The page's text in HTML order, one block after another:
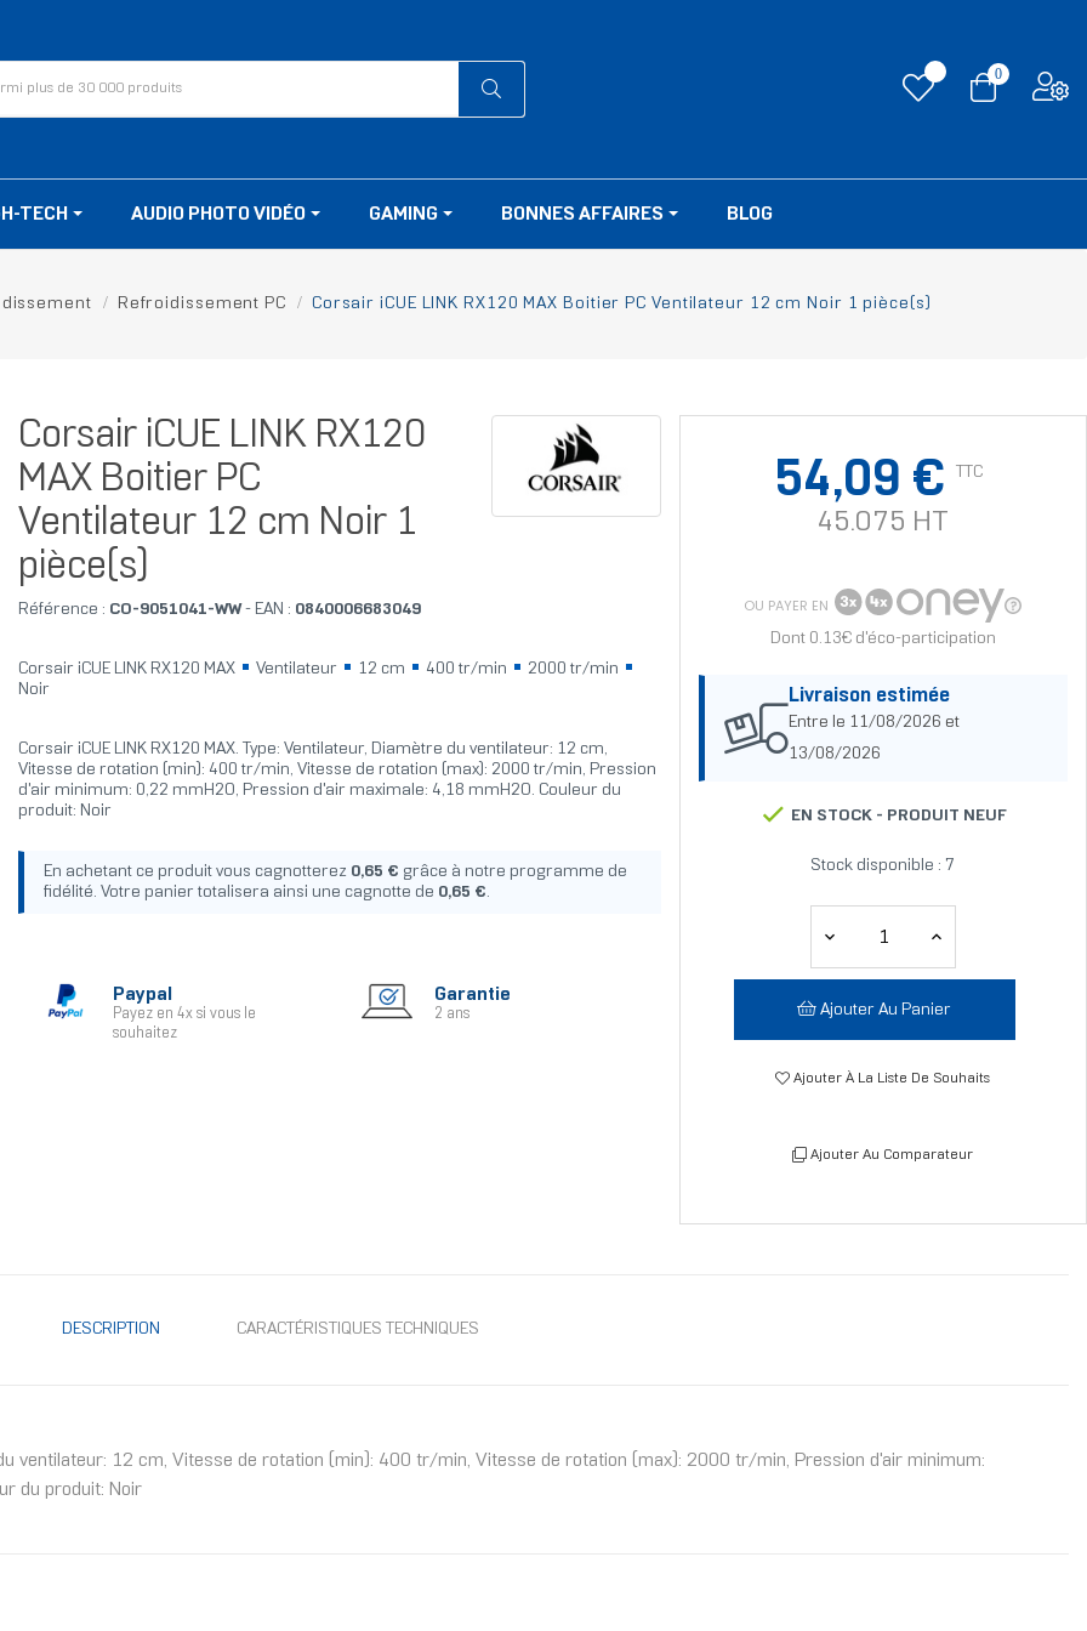
0
TECH AUDIO PHOTO VIDÉO GAMING BONNES AFFAIRES BLOG
Refroidissement PC Corsair iCUE LINK RX120 MAX Boitier PC Ventilateur 12 cm Noir 1 pièce(s)
Corsair iCUE LINK RX120
MAX Boitier PC
Ventilateur 12 cm Noir 1
pièce(s)
Référence : CO-9051041-WW- EAN : 0840006683049
Corsair iCUE LINK RX120 MAX Ventilateur 12 cm 400 tr/min
2000 tr/min
Noir
Corsair iCUE LINK RX120 MAX. Type: Ventilateur, Diamètre du ventilateur: 12 cm,
Vitesse de rotation (min): 400 tr/min, Vitesse de rotation (max): 2000 tr/min, Pression
d'air minimum: 0,22 mmH2O, Pression d'air maximale: 4,18 mmH2O. Couleur du
produit: Noir
En achetant ce produit vous cagnotterez 0,65 € grâce à notre programme de
fidélité. Votre panier totalisera ainsi une cagnotte de 0,65 €.
Paypal
Payez en 4x si vous le
souhaitez
Garantie
2 ans
54,09 € TTC
45.075 HT
OU PAYER EN
Dont 0.13€ d'éco-participation
Livraison estimée
Entre le 11/08/2026 et
13/08/2026
EN STOCK - PRODUIT NEUF
Stock disponible : 7
Ajouter Au Panier
Ajouter À La Liste De Souhaits
Ajouter Au Comparateur
DESCRIPTION CARACTÉRISTIQUES TECHNIQUES
ventilateur: 12 cm, Vitesse de rotation (min): 400 tr/min, Vitesse de rotation (max): 2000 tr/min, Pression d'air minimum:
du produit: Noir